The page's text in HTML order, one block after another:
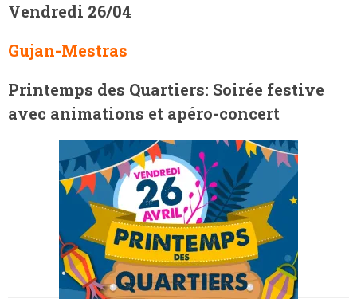
Vendredi 26/04
Gujan-Mestras
Printemps des Quartiers: Soirée festive
avec animations et apéro-concert